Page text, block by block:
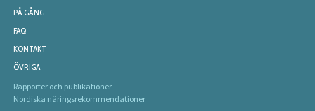
PÅ GÅNG
FAQ
KONTAKT
ÖVRIGA
Rapporter och publikationer
Nordiska näringsrekommendationer